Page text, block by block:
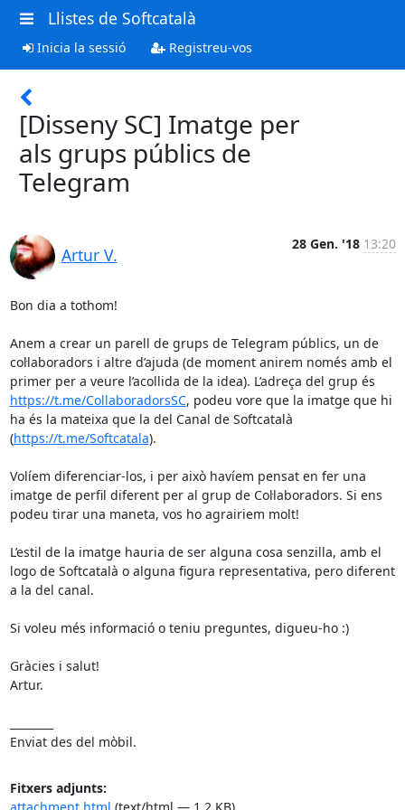
Llistes de Softcatalà
Inicia la sessió Registreu-vos
[Disseny SC] Imatge per
als grups públics de
Telegram
Artur V.
28 Gen. '18 13:20
Bon dia a tothom!
Anem a crear un parell de grups de Telegram públics, un de
col·laboradors i altre d’ajuda (de moment anirem només amb el
https://t.me/CollaboradorsSC, podeu vore que la imatge que hi
ha és la mateixa que la del Canal de Softcatalà
(https://t.me/Softcatala).
Volíem diferenciar-los, i per això havíem pensat en fer una
imatge de perfil diferent per al grup de Col·laboradors. Si ens
podeu tirar una maneta, vos ho agrairiem molt!
L’estil de la imatge hauria de ser alguna cosa senzilla, amb el
logo de Softcatalà o alguna figura representativa, pero diferent
a la del canal.
Si voleu més informació o teniu preguntes, digueu-ho :)
Gràcies i salut!
Artur.
Enviat des del mòbil.
Fitxers adjunts:
attachment.html (text/html — 1,2 KB)